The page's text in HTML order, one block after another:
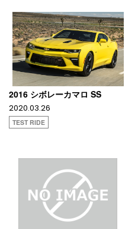
2016 シボレーカマロ SS
2020.03.26
TEST RIDE